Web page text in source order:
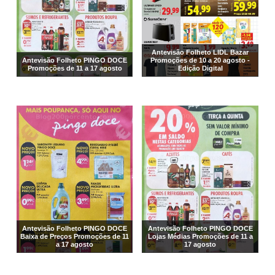
Antevisão Folheto PINGO DOCE
Promoções de 11 a 17 agosto
Antevisão Folheto LIDL Bazar
Promoções de 10 a 20 agosto -
Edição Digital
Antevisão Folheto PINGO DOCE
Baixa de Preços Promoções de 11
a 17 agosto
Antevisão Folheto PINGO DOCE
Lojas Médias Promoções de 11 a
17 agosto